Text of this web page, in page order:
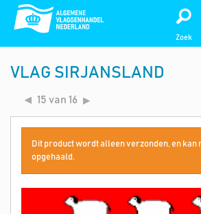
Zoek
VLAG SIRJANSLAND
15 van 16
Dit product wordt alleen verzonden, en kan
opgehaald.